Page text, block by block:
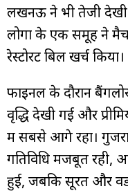
लखनऊ ने भी तेजी देखी
लोगों के एक समूह ने
रेस्टोरेंट बिल खर्च किया।
फाइनल के दौरान
वृद्धि देखी गई और
में सबसे आगे रहा।
गतिविधि मजबूत रही,
हुई, जबकि सूरत और